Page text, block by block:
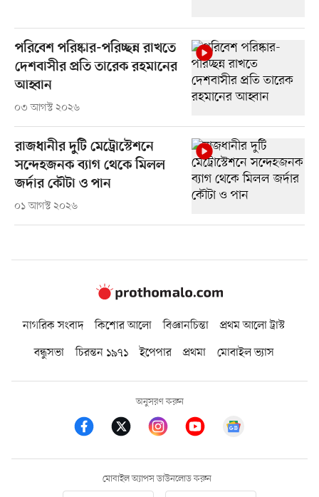
পরিবেশ পরিষ্কার-পরিচ্ছন্ন রাখতে
দেশবাসীর প্রতি তারেক রহমানের
আহ্বান
০৩ আগস্ট ২০২৬
রাজধানীর দুটি মেট্রোস্টেশনে
সন্দেহজনক ব্যাগ থেকে মিলল
জর্দার কৌটা ও পান
০১ আগস্ট ২০২৬
নাগরিক সংবাদ কিশোর আলো বিজ্ঞানচিন্তা
প্রথম আলো ট্রাস্ট
বন্ধুসভা
চিরন্তন ১৯৭১ ইপেপার প্রথমা মোবাইল ভ্যাস
অনুসরণ করুন
মোবাইল অ্যাপস ডাউনলোড করুন